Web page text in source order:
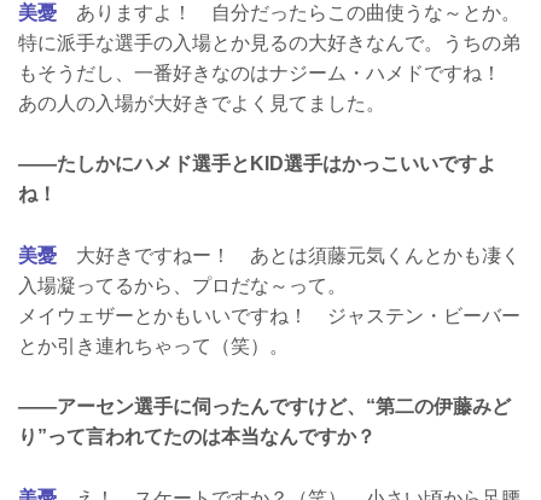
美憂 ありますよ！ 自分だったらこの曲使うな～とか。
特に派手な選手の入場とか見るの大好きなんで。うちの弟
もそうだし、一番好きなのはナジーム・ハメドですね！
あの人の入場が大好きでよく見てました。
――たしかにハメド選手とKID選手はかっこいいですよ
ね！
美憂 大好きですねー！ あとは須藤元気くんとかも凄く
入場凝ってるから、プロだな～って。
メイウェザーとかもいいですね！ ジャステン・ビーバー
とか引き連れちゃって（笑）。
――アーセン選手に伺ったんですけど、“第二の伊藤みど
り”って言われてたのは本当なんですか？